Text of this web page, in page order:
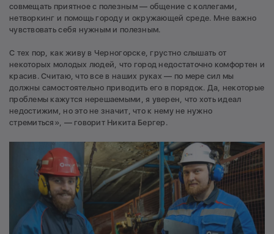
совмещать приятное с полезным — общение с коллегами,
нетворкинг и помощь городу и окружающей среде. Мне важно
чувствовать себя нужным и полезным.
С тех пор, как живу в Черногорске, грустно слышать от
некоторых молодых людей, что город недостаточно комфортен и
красив. Считаю, что все в наших руках — по мере сил мы
должны самостоятельно приводить его в порядок. Да, некоторые
проблемы кажутся нерешаемыми, я уверен, что хоть идеал
недостижим, но это не значит, что к нему не нужно
стремиться», — говорит Никита Бергер.